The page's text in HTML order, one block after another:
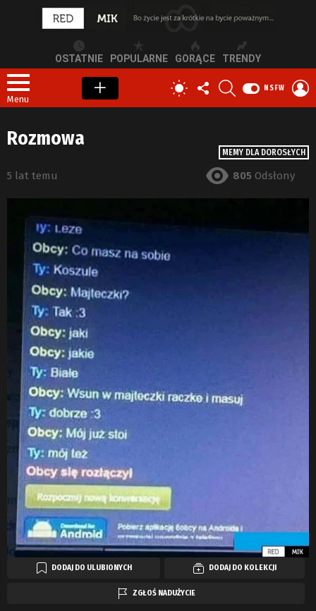
OSTATNIE POPULARNE GORĄCE TRENDY
Menu
PRZEŁĄCZ
SKÓRKĘ
OBSERWUJ
NAS
NSFW
MEMY DLA DOROSŁYCH
Rozmowa
5 lat temu 805 Odsłony
DODAJ DO ULUBIONYCH DODAJ DO KOLEKCJI
ZGŁOŚ NADUŻYCIE